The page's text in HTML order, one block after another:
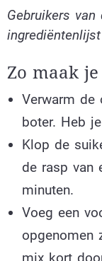
Gebruikers
Zo maak
Verwarm de
boter. Heb
Klop de
de rasp van
minuten.
Voeg een
opgenomen
mix kort